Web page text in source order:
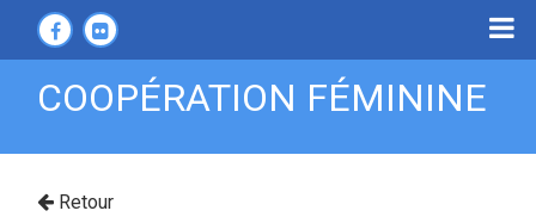
COOPÉRATION FÉMININE
Retour